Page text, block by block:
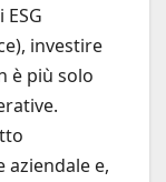
investire
è più solo
aziendale e,